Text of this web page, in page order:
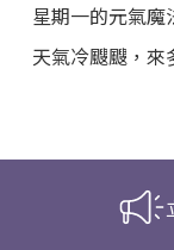
星期一的元氣魔
天氣冷颼颼，來